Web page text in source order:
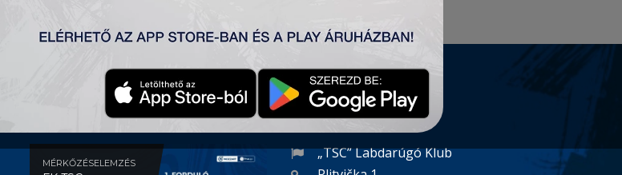
MÉRKŐZÉSELEMZÉS
MÉRKŐZÉSELEMZÉS
KAPCSOLAT
„TSC” Labdarúgó Klub